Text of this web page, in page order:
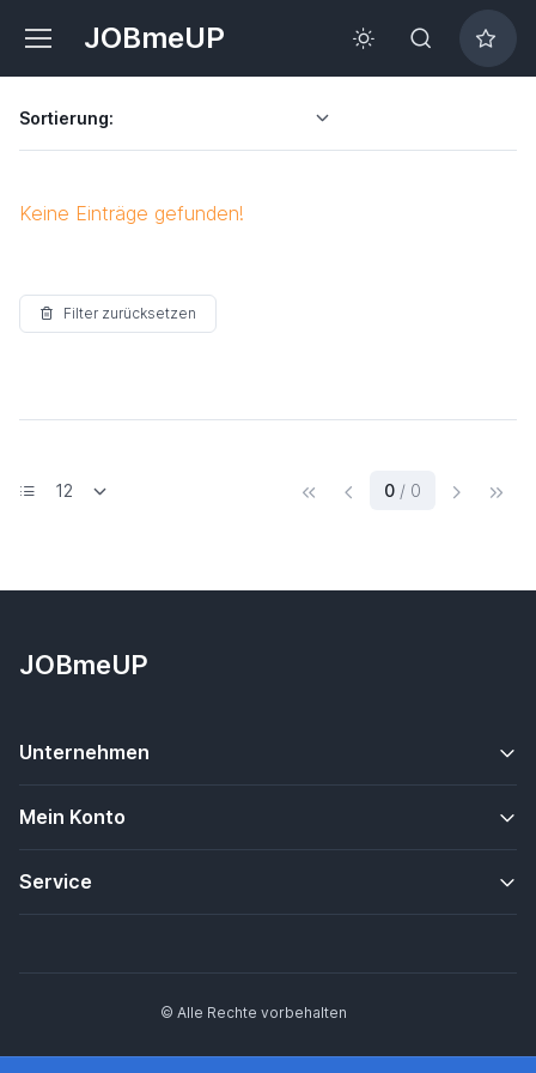
JOBmeUP
Sortierung:
Keine Einträge gefunden!
Filter zurücksetzen
0 / 0 (current)
JOBmeUP
Unternehmen
Mein Konto
Service
© Alle Rechte vorbehalten